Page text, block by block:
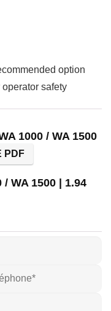
option
operator safety
1000 / WA 1500
PDF
WA 1500 | 1.94